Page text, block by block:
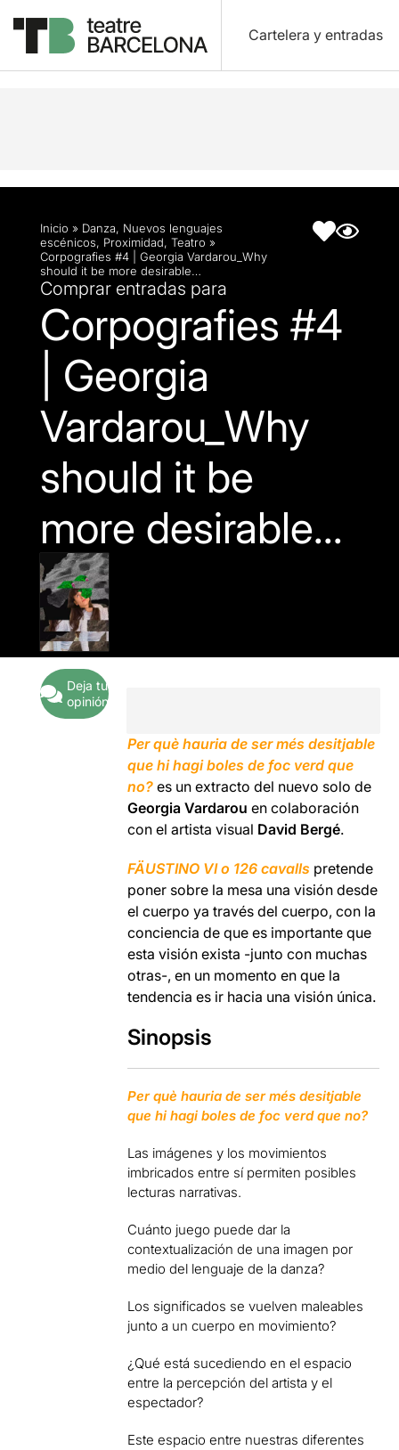
Cartelera y entradas
Descripción Ficha artística
Inicio » Danza, Nuevos lenguajes
escénicos, Proximidad, Teatro »
Corpografies #4 | Georgia Vardarou_Why
should it be more desirable…
Comprar entradas para
Corpografies #4
| Georgia
Vardarou_Why
should it be
more desirable...
Deja tu
opinión
Per què hauria de ser més desitjable
que hi hagi boles de foc verd que
no? es un extracto del nuevo solo de
Georgia Vardarou en colaboración
con el artista visual David Bergé.
FÄUSTINO VI o 126 cavalls pretende
poner sobre la mesa una visión desde
el cuerpo ya través del cuerpo, con la
conciencia de que es importante que
esta visión exista -junto con muchas
otras-, en un momento en que la
tendencia es ir hacia una visión única.
Sinopsis
Per què hauria de ser més desitjable
que hi hagi boles de foc verd que no?
Las imágenes y los movimientos
imbricados entre sí permiten posibles
lecturas narrativas.
Cuánto juego puede dar la
contextualización de una imagen por
medio del lenguaje de la danza?
Los significados se vuelven maleables
junto a un cuerpo en movimiento?
¿Qué está sucediendo en el espacio
entre la percepción del artista y el
espectador?
Este espacio entre nuestras diferentes